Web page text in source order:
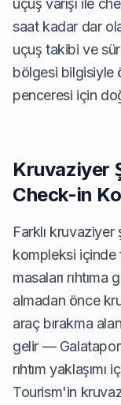
saat kadar dar
uçuş takibi ve
bölgesi bilgisiyle
penceresi için
Kruvaziyer
Check-in
Farklı
kompleksi içinde
masaları rıhtıma
almadan önce
araç bırakma
gelir —
rıhtım
Tourism'in